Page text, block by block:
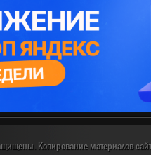
Копирование материалов